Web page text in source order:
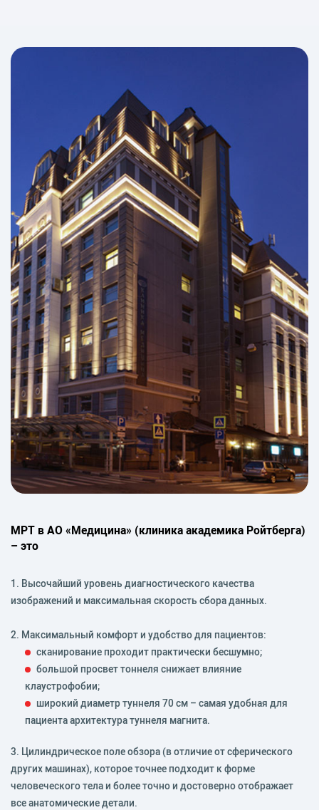
МРТ в АО «Медицина» (клиника академика Ройтберга)
– это
1. Высочайший уровень диагностического качества
изображений и максимальная скорость сбора данных.
2. Максимальный комфорт и удобство для пациентов:
сканирование проходит практически бесшумно;
большой просвет тоннеля снижает влияние
клаустрофобии;
широкий диаметр туннеля 70 см – самая удобная для
пациента архитектура туннеля магнита.
3. Цилиндрическое поле обзора (в отличие от сферического
других машинах), которое точнее подходит к форме
человеческого тела и более точно и достоверно отображает
все анатомические детали.